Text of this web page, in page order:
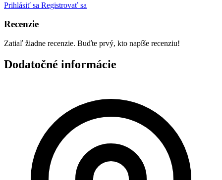
Prihlásiť sa Registrovať sa
Recenzie
Zatiaľ žiadne recenzie. Buďte prvý, kto napíše recenziu!
Dodatočné informácie